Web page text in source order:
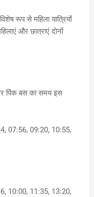
रूप से महिला यात्रियों
और छात्राएं दोनों
पिंक बस का समय इस
07:56, 09:20, 10:55,
10:00, 11:35, 13:20,